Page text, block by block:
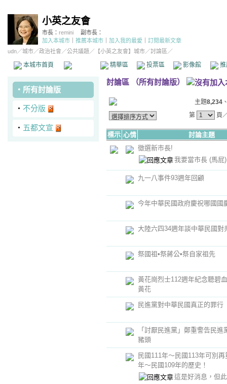
小英之友會
市長： remini
副市長：
加入本城市
推薦本城市 加入我的最愛
訂閱最新文章
udn／城市／政治社會 ／公共議題 ／ 【小英之友會】城市／討論區／
本城市首頁 精華區 投票區 影像館
‧ 所有討論版
‧ 不分版
‧ 五都文宣
討論區 （所有討論版）
主題8,234
第
頁
標示 心情
討論主題
徵選新市長!
我要當市長 (馬屁)
九一八事件93週年回顧
今年中華民國政府慶祝哪國國
大陸六四34週年談中華民國對
祭國祖•祭蔣公•祭自家祖先
黃花崗烈士112週年紀念聽碧
黃花
民進黨對中華民國真正的罪行
「討厭民進黨」鄭重警告民進
豬頭
民國111年～民國113年可別
年～民國109年的歷史！
這是好消息，但